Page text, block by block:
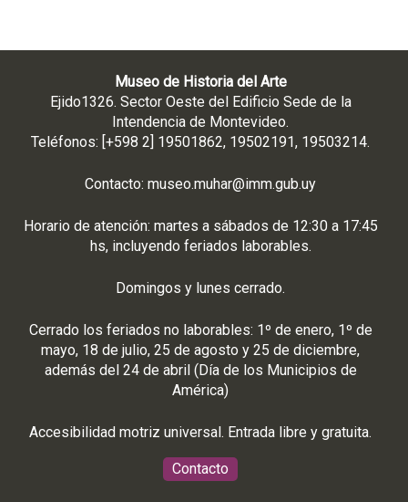
Museo de Historia del Arte
Ejido1326. Sector Oeste del Edificio Sede de la
Intendencia de Montevideo.
Teléfonos: [+598 2] 19501862, 19502191, 19503214.
Contacto: museo.muhar@imm.gub.uy
Horario de atención: martes a sábados de 12:30 a 17:45
hs, incluyendo feriados laborables.
Domingos y lunes cerrado.
Cerrado los feriados no laborables: 1º de enero, 1º de
mayo, 18 de julio, 25 de agosto y 25 de diciembre,
además del 24 de abril (Día de los Municipios de
América)
Accesibilidad motriz universal. Entrada libre y gratuita.
Contacto